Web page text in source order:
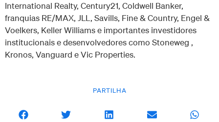
PARTILHA
International Realty, Century21, Coldwell Banker,
franquias RE/MAX, JLL, Savills, Fine & Country, Engel &
Voelkers, Keller Williams e importantes investidores
institucionais e desenvolvedores como Stoneweg ,
Kronos, Vanguard e Vic Properties.